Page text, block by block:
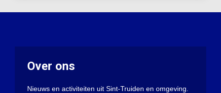
Over ons
Nieuws en activiteiten uit Sint-Truiden en omgeving.